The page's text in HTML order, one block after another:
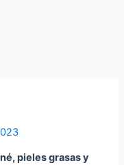
pieles grasas y